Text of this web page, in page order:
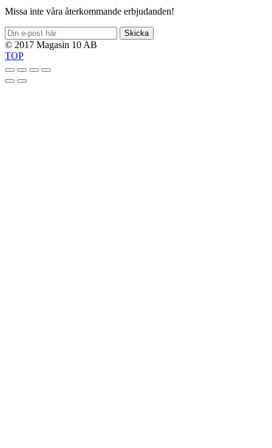
Missa inte våra återkommande erbjudanden!
Skicka
© 2017 Magasin 10 AB
TOP